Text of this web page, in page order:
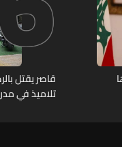
قاصر يقتل
تلاميذ في